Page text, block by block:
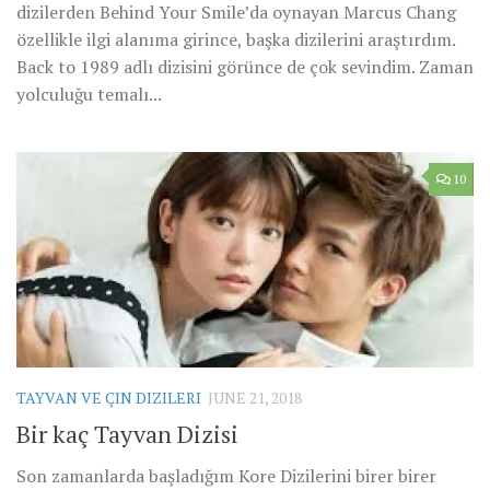
dizilerden Behind Your Smile’da oynayan Marcus Chang
özellikle ilgi alanıma girince, başka dizilerini araştırdım.
Back to 1989 adlı dizisini görünce de çok sevindim. Zaman
yolculuğu temalı...
10
TAYVAN VE ÇIN DIZILERI JUNE 21, 2018
Bir kaç Tayvan Dizisi
Son zamanlarda başladığım Kore Dizilerini birer birer